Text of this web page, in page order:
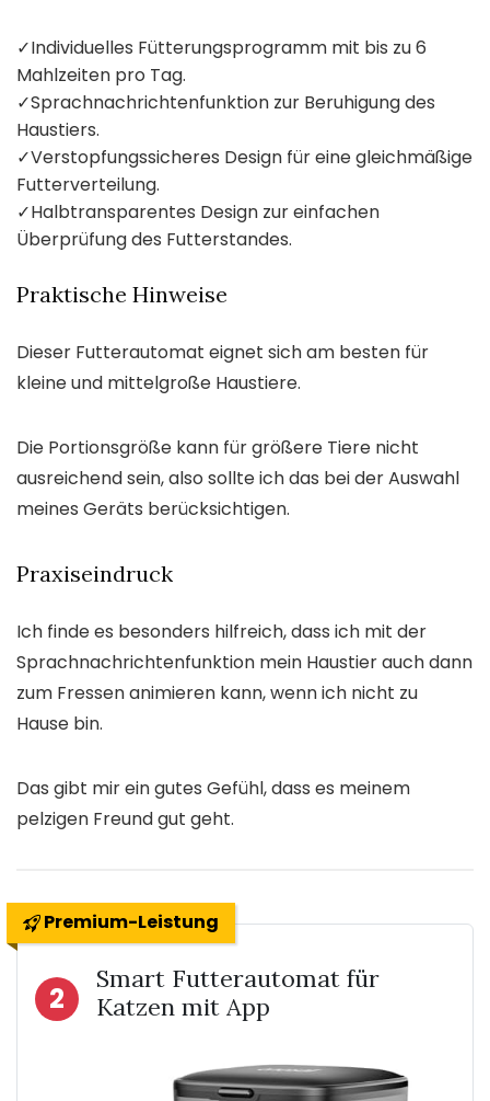
✓Individuelles Fütterungsprogramm mit bis zu 6
Mahlzeiten pro Tag.
✓Sprachnachrichtenfunktion zur Beruhigung des
Haustiers.
✓Verstopfungssicheres Design für eine gleichmäßige
Futterverteilung.
✓Halbtransparentes Design zur einfachen
Überprüfung des Futterstandes.
Praktische Hinweise
Dieser Futterautomat eignet sich am besten für
kleine und mittelgroße Haustiere.
Die Portionsgröße kann für größere Tiere nicht
ausreichend sein, also sollte ich das bei der Auswahl
meines Geräts berücksichtigen.
Praxiseindruck
Ich finde es besonders hilfreich, dass ich mit der
Sprachnachrichtenfunktion mein Haustier auch dann
zum Fressen animieren kann, wenn ich nicht zu
Hause bin.
Das gibt mir ein gutes Gefühl, dass es meinem
pelzigen Freund gut geht.
Premium-Leistung
2
Smart Futterautomat für
Katzen mit App